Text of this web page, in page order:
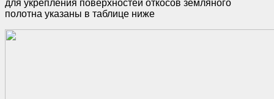
для укрепления поверхностей откосов земляного
полотна указаны в таблице ниже